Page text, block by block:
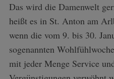
Das wird die Damenwelt
heißt es in St. Anton am
wenn die vom 9. bis 30.
sogenannten
mit jeder Menge Service